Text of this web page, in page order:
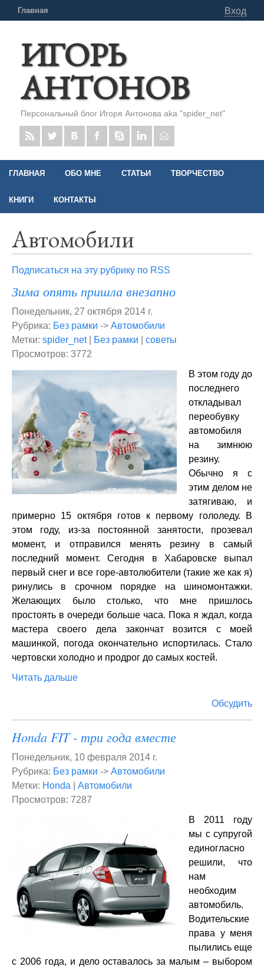
Главная Вход
ИГОРЬ
АНТОНОВ
Персональный блог Игоря Антонова aka "spider_net"
ГЛАВНАЯ ОБО МНЕ СТАТЬИ ТВОРЧЕСТВО
КНИГИ КОНТАКТЫ
Автомобили
Подписаться на эту рубрику по RSS
Зима опять пришла внезапно
Понедельник, 27 октября 2014 г.
Рубрика: Без рамки -> Автомобили
Метки: spider_net| Без рамки
советы
Просмотров: 3772
В этом году до
последнего
откладывал
переобувку
автомобиля
на зимнюю
резину.
Обычно я с
этим делом не
затягиваю, и
примерно 15 октября готов к первому гололеду. В
этом году, из-за постоянной занятости, прозевал
момент, и отправился менять резину в самый
последний момент. Сегодня в Хабаровске выпал
первый снег и все горе-автолюбители (такие же как я)
ринулись в срочном порядке на шиномонтажки.
Желающих было столько, что мне пришлось
простоять в очереди больше часа. Пока я ждал, когда
мастера своего дела закончат возится с моей
машинкой, погода окончательно испортилась. Стало
чертовски холодно и продрог до самых костей.
Читать дальше
Обсудить
Honda FIT - три года вместе
Понедельник, 10 февраля 2014 г.
Рубрика: Без рамки -> Автомобили
Метки: Honda
Автомобили
Просмотров: 7287
В 2011 году
мы с супругой
единогласно
решили, что
нам
необходим
автомобиль.
Водительские
права у меня
пылились еще
с 2006 года, и дело оставалось за малым – выбором